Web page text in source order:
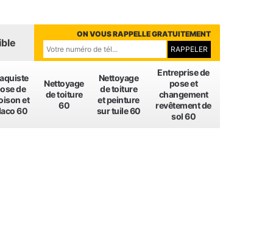
de
et
60
Nettoyage
de toiture
60
Nettoyage
de toiture
et peinture
sur tuile 60
Entreprise de
pose et
changement
revêtement de
sol 60
ON VOUS RAPPELLE GRATUITEMENT